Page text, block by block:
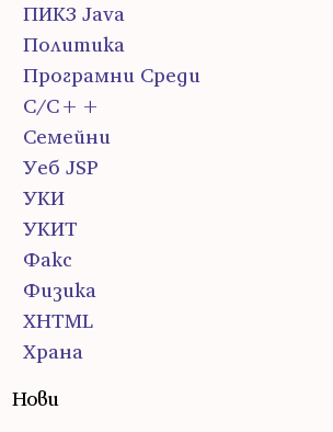
ПИК3 Java
Политика
Програмни Среди
С/С++
Семейни
Уеб JSP
УКИ
УКИТ
Факс
Физика
ХHTML
Храна
Нови